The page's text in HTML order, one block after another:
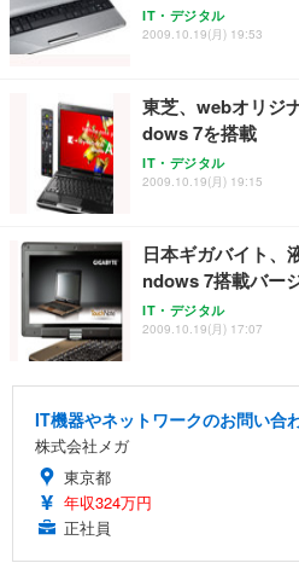
IT・デジタル
2009.10.19(月) 19:53
東芝、webオリジ
dows 7を搭載
IT・デジタル
2009.10.19(月) 19:15
日本ギガバイト、
ndows 7搭載バー
IT・デジタル
2009.10.19(月) 17:07
IT機器やネットワークのお問い合
株式会社メガ
東京都
年収324万円
正社員